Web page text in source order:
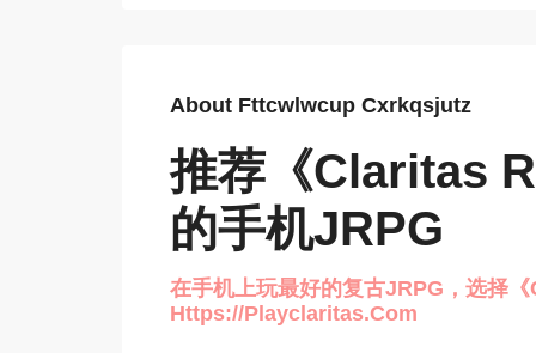
About Fttcwlwcup Cxrkqsjutz
推荐《Claritas
的手机JRPG
在手机上玩最好的复古JRPG，选择
Https://playclaritas.com